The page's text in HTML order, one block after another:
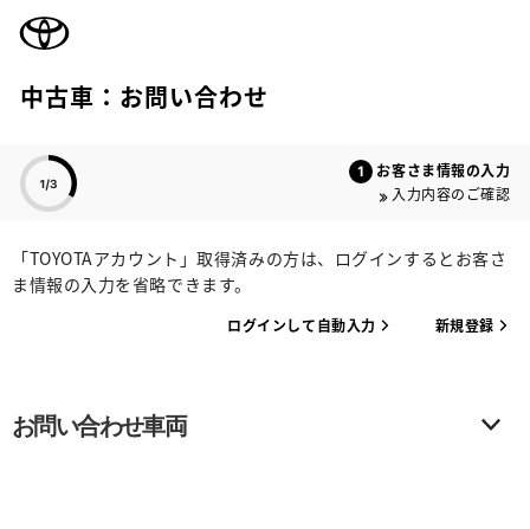
中古車：お問い合わせ
お客さま情報の入力
入力内容のご確認
「TOYOTAアカウント」取得済みの方は、ログインするとお客さ
ま情報の入力を省略できます。
ログインして自動入力 新規登録
お問い合わせ車両